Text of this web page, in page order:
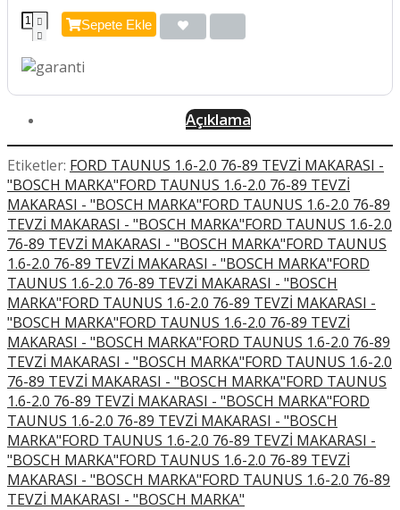
Sepete Ekle
Açıklama
Etiketler: FORD TAUNUS 1.6-2.0 76-89 TEVZİ MAKARASI -
"BOSCH MARKA"FORD TAUNUS 1.6-2.0 76-89 TEVZİ
MAKARASI - "BOSCH MARKA"FORD TAUNUS 1.6-2.0 76-89
TEVZİ MAKARASI - "BOSCH MARKA"FORD TAUNUS 1.6-2.0
76-89 TEVZİ MAKARASI - "BOSCH MARKA"FORD TAUNUS
1.6-2.0 76-89 TEVZİ MAKARASI - "BOSCH MARKA"FORD
TAUNUS 1.6-2.0 76-89 TEVZİ MAKARASI - "BOSCH
MARKA"FORD TAUNUS 1.6-2.0 76-89 TEVZİ MAKARASI -
"BOSCH MARKA"FORD TAUNUS 1.6-2.0 76-89 TEVZİ
MAKARASI - "BOSCH MARKA"FORD TAUNUS 1.6-2.0 76-89
TEVZİ MAKARASI - "BOSCH MARKA"FORD TAUNUS 1.6-2.0
76-89 TEVZİ MAKARASI - "BOSCH MARKA"FORD TAUNUS
1.6-2.0 76-89 TEVZİ MAKARASI - "BOSCH MARKA"FORD
TAUNUS 1.6-2.0 76-89 TEVZİ MAKARASI - "BOSCH
MARKA"FORD TAUNUS 1.6-2.0 76-89 TEVZİ MAKARASI -
"BOSCH MARKA"FORD TAUNUS 1.6-2.0 76-89 TEVZİ
MAKARASI - "BOSCH MARKA"FORD TAUNUS 1.6-2.0 76-89
TEVZİ MAKARASI - "BOSCH MARKA"